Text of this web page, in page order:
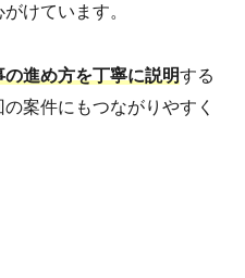
けています。
進め方を丁寧に説明する
案件にもつながりやすく